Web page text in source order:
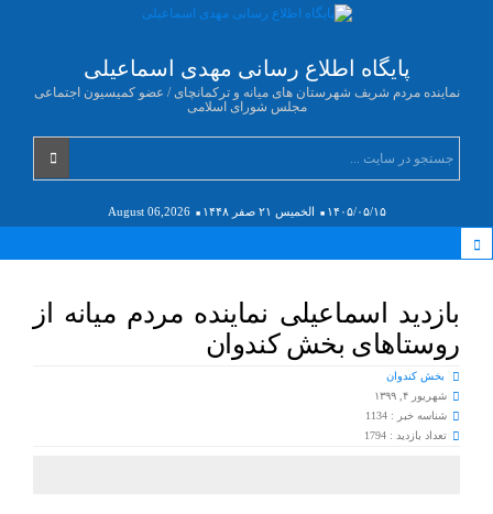
پایگاه اطلاع رسانی مهدی اسماعیلی
نماینده مردم شریف شهرستان های میانه و ترکمانچای / عضو کمیسیون اجتماعی
مجلس شورای اسلامی
۱۴۰۵/۰۵/۱۵ الخميس ۲۱ صفر ۱۴۴۸ August 06,2026
بازدید اسماعیلی نماینده مردم میانه از
روستاهای بخش کندوان
بخش کندوان
شهریور ۴, ۱۳۹۹
شناسه خبر : 1134
تعداد بازدید : 1794